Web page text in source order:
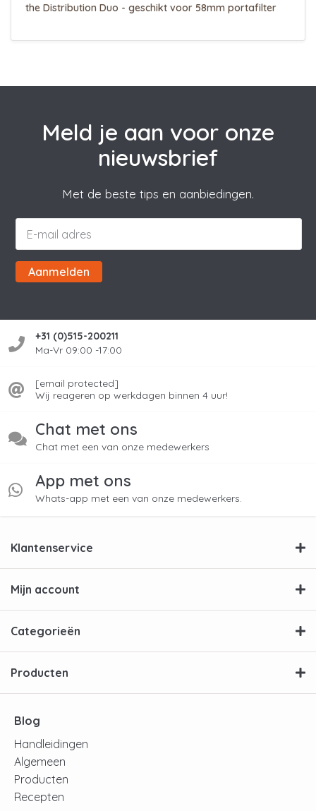
the Distribution Duo - geschikt voor 58mm portafilter
Meld je aan voor onze
nieuwsbrief
Met de beste tips en aanbiedingen.
Aanmelden
+31 (0)515-200211
Ma-Vr 09:00 -17:00
[email protected]
Wij reageren op werkdagen binnen 4 uur!
Chat met ons
Chat met een van onze medewerkers
App met ons
Whats-app met een van onze medewerkers.
Klantenservice
Mijn account
Categorieën
Producten
Blog
Handleidingen
Algemeen
Producten
Recepten